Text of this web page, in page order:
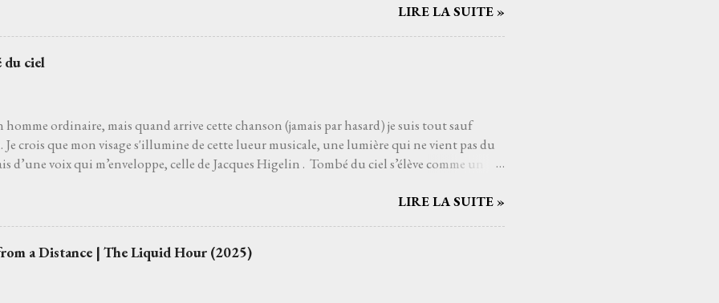
découvrir la vie. Je ne l’ai pas non plus choisie parce que choisir Serge Reggiani, c’est
venait à dire que ce n’est pas le cas, je le prendrais personnellement. C'est une de ces
LIRE LA SUITE »
du ciel
homme ordinaire, mais quand arrive cette chanson (jamais par hasard) je suis tout sauf
Je crois que mon visage s'illumine de cette lueur musicale, une lumière qui ne vient pas du
d’une voix qui m’enveloppe, celle de Jacques Higelin . Tombé du ciel s’élève comme un
s’évapore comme une brume matinale. Parfois je ferme les yeux, laissant la mélodie se mêler à
j'aurais toujours connu sans jamais l’avoir appris. La gravité s’éloigne, comme si Higelin me
LIRE LA SUITE »
a Distance | The Liquid Hour (2025)